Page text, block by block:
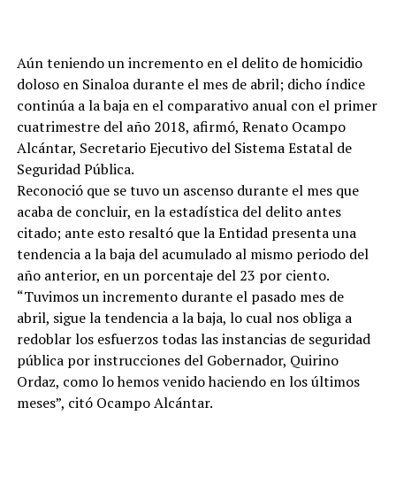
Aún teniendo un incremento en el delito de homicidio
doloso en Sinaloa durante el mes de abril; dicho índice
continúa a la baja en el comparativo anual con el primer
cuatrimestre del año 2018, afirmó, Renato Ocampo
Alcántar, Secretario Ejecutivo del Sistema Estatal de
Seguridad Pública.
Reconoció que se tuvo un ascenso durante el mes que
acaba de concluir, en la estadística del delito antes
citado; ante esto resaltó que la Entidad presenta una
tendencia a la baja del acumulado al mismo periodo del
año anterior, en un porcentaje del 23 por ciento.
“Tuvimos un incremento durante el pasado mes de
abril, sigue la tendencia a la baja, lo cual nos obliga a
redoblar los esfuerzos todas las instancias de seguridad
pública por instrucciones del Gobernador, Quirino
Ordaz, como lo hemos venido haciendo en los últimos
meses”, citó Ocampo Alcántar.